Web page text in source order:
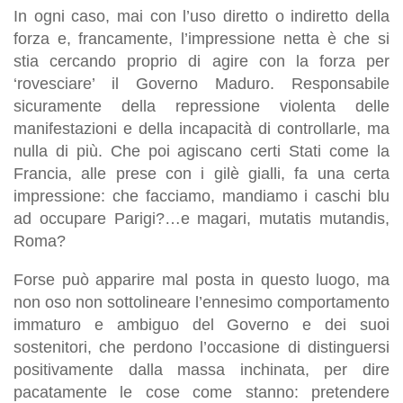
In ogni caso, mai con l’uso diretto o indiretto della
forza e, francamente,
l’impressione netta è che si
stia cercando proprio di agire con la forza per
‘rovesciare’ il Governo Maduro. Responsabile
sicuramente della repressione violenta delle
manifestazioni e della incapacità di controllarle, ma
nulla di più. Che poi agiscano certi Stati come la
Francia, alle prese con i gilè gialli, fa una certa
impressione: che facciamo, mandiamo i caschi blu
ad occupare Parigi?…e magari, mutatis mutandis,
Roma?
Forse può apparire mal posta in questo luogo, ma
non oso non sottolineare l’ennesimo comportamento
immaturo e ambiguo del Governo e dei suoi
sostenitori, che perdono l’occasione di distinguersi
positivamente dalla massa inchinata, per dire
pacatamente le cose come stanno: pretendere